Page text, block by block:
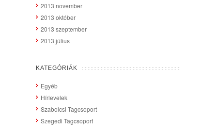
2013 november
2013 október
2013 szeptember
2013 július
KATEGÓRIÁK
Egyéb
Hírlevelek
Szabolcsi Tagcsoport
Szegedi Tagcsoport